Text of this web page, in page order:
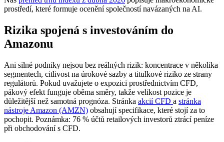
prostředí, které formuje ocenění společností navázaných na AI.
Rizika spojená s investováním do
Amazonu
Ani silné podniky nejsou bez reálných rizik: koncentrace v několika
segmentech, citlivost na úrokové sazby a titulkové riziko ze strany
regulátorů. Pokud uvažujete o expozici prostřednictvím CFD,
pákový efekt funguje oběma směry, takže velikost pozice je
důležitější než samotná prognóza. Stránka akcií CFD a stránka
nástroje Amazon (AMZN) obsahují specifikace, které stojí za to
pochopit. Poznámka: 76 % účtů retailových investorů ztrácí peníze
při obchodování s CFD.